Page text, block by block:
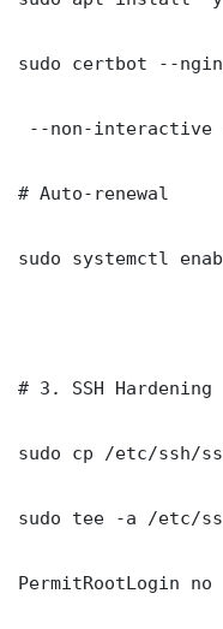
sudo certbot --
--non-interactive
# Auto-renewal
sudo systemctl
# 3. SSH Hardening
sudo cp /etc/ssh/
sudo tee -a /etc/
PermitRootLogin no